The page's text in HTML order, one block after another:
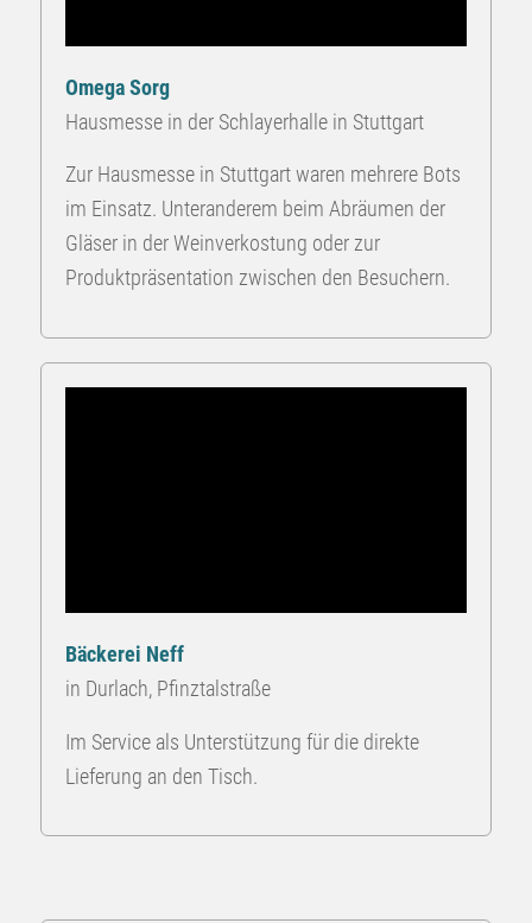
Omega Sorg
Hausmesse in der Schlayerhalle in Stuttgart
Zur Hausmesse in Stuttgart waren mehrere Bots
im Einsatz. Unteranderem beim Abräumen der
Gläser in der Weinverkostung oder zur
Produktpräsentation zwischen den Besuchern.
Bäckerei Neff
in Durlach, Pfinztalstraße
Im Service als Unterstützung für die direkte
Lieferung an den Tisch.